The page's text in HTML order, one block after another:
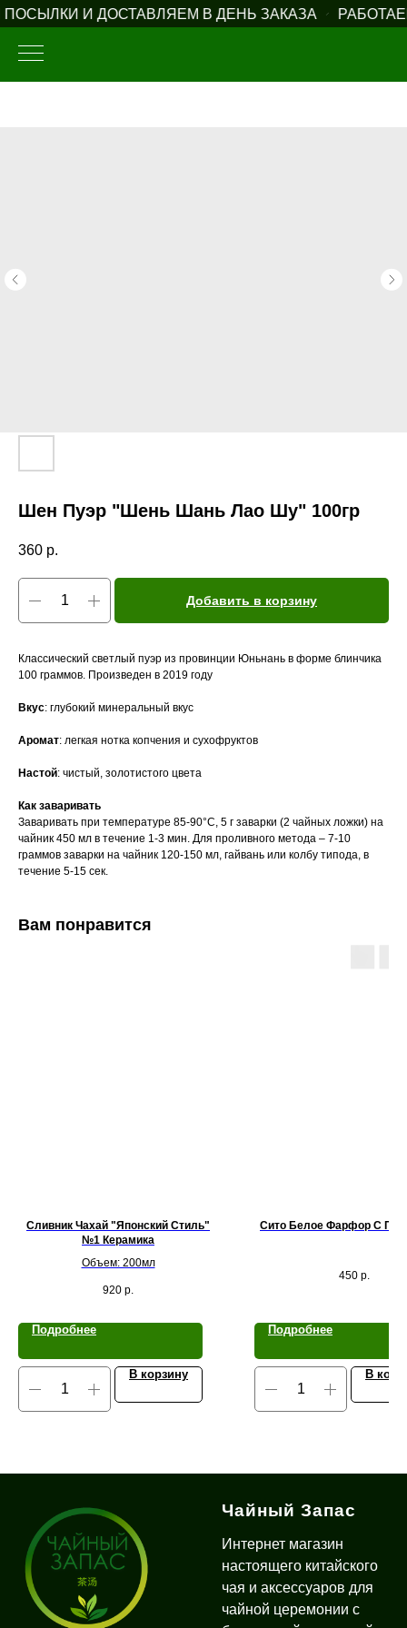
И ДОСТАВЛЯЕМ В ДЕНЬ ЗАКАЗА
Шен Пуэр "Шень Шань Лао Шу" 100гр
360 р.
Добавить в корзину
Классический светлый пуэр из провинции Юньнань в форме блинчика
100 граммов. Произведен в 2019 году
Вкус: глубокий минеральный вкус
Аромат: легкая нотка копчения и сухофруктов
Настой: чистый, золотистого цвета
Как заваривать
Заваривать при температуре 85-90°C, 5 г заварки (2 чайных ложки) на
чайник 450 мл в течение 1-3 мин. Для проливного метода – 7-10
граммов заварки на чайник 120-150 мл, гайвань или колбу типода, в
течение 5-15 сек.
Вам понравится
Сливник Чахай "Японский Стиль"
№1 Керамика
Объем: 200мл
920 р.
Подробнее
В корзину
Сито Белое Фарфор С
450 р.
Подробнее
В
Чайный Запас
Интернет магазин
настоящего китайского
чая и аксессуаров для
чайной церемонии с